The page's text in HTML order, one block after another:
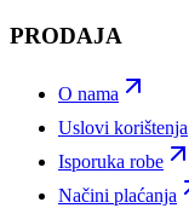
PRODAJA
O nama
Uslovi korištenja
Isporuka robe
Načini plaćanja